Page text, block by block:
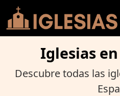
Iglesias
Descubre todas las